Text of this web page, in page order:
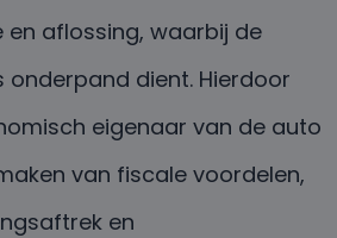
aflossing, waarbij de
dient. Hierdoor
eigenaar van de auto
van fiscale voordelen,
en